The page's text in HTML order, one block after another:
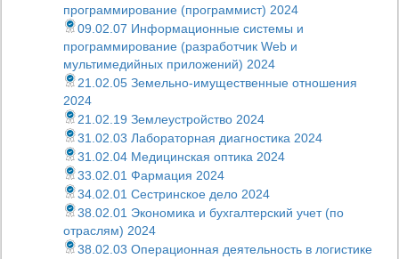
программирование (программист) 2024
09.02.07 Информационные системы и
программирование (разработчик Web и
мультимедийных приложений) 2024
21.02.05 Земельно-имущественные отношения
2024
21.02.19 Землеустройство 2024
31.02.03 Лабораторная диагностика 2024
31.02.04 Медицинская оптика 2024
33.02.01 Фармация 2024
34.02.01 Сестринское дело 2024
38.02.01 Экономика и бухгалтерский учет (по
отраслям) 2024
38.02.03 Операционная деятельность в логистике